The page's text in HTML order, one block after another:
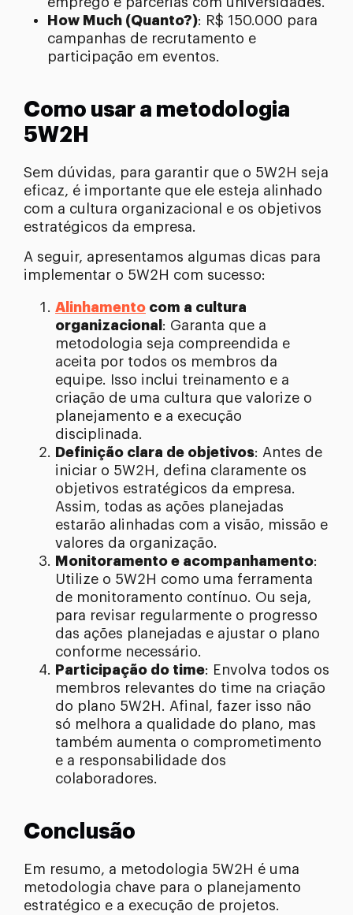
How Much (Quanto?): R$ 150.000 para
campanhas de recrutamento e
participação em eventos.
Como usar a metodologia
5W2H
Sem dúvidas, para garantir que o 5W2H seja
eficaz, é importante que ele esteja alinhado
com a cultura organizacional e os objetivos
estratégicos da empresa.
A seguir, apresentamos algumas dicas para
implementar o 5W2H com sucesso:
Alinhamento com a cultura
organizacional : Garanta que a
metodologia seja compreendida e
aceita por todos os membros da
equipe. Isso inclui treinamento e a
criação de uma cultura que valorize o
planejamento e a execução
disciplinada.
Definição clara de objetivos: Antes de
iniciar o 5W2H, defina claramente os
objetivos estratégicos da empresa.
Assim, todas as ações planejadas
estarão alinhadas com a visão, missão e
valores da organização.
Monitoramento e acompanhamento:
Utilize o 5W2H como uma ferramenta
de monitoramento contínuo. Ou seja,
para revisar regularmente o progresso
das ações planejadas e ajustar o plano
conforme necessário.
Participação do time: Envolva todos os
membros relevantes do time na criação
do plano 5W2H. Afinal, fazer isso não
só melhora a qualidade do plano, mas
também aumenta o comprometimento
e a responsabilidade dos
colaboradores.
Conclusão
Em resumo, a metodologia 5W2H é uma
metodologia chave para o planejamento
estratégico e a execução de projetos.